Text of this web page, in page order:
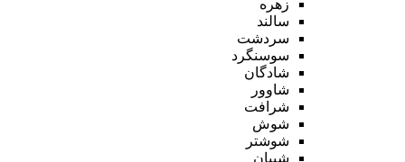
زهره
سالند
سردشت
سوسنگرد
شادگان
شاوور
شرافت
شوش
شوشتر
شیبان